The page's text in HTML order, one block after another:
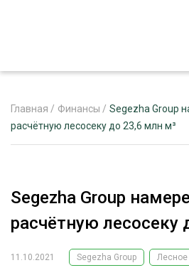
Главная / Финансы / Segezha Group
расчётную лесосеку до 23,6 млн м³
Segezha Group
расчётную лесосеку
11.10.2021 Segezha Group Лесное